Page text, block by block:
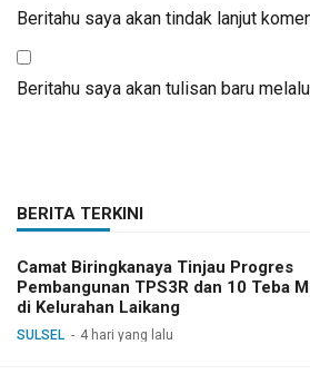
Beritahu saya akan tindak lanjut
Beritahu saya akan tulisan baru
BERITA TERKINI
Camat Biringkanaya Tinjau Progres
Pembangunan TPS3R dan 10 Teba
di Kelurahan Laikang
SULSEL 4 hari yang lalu